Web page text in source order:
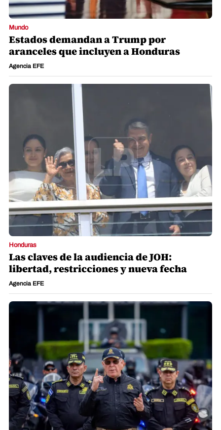
Mundo
Estados demandan a Trump por
aranceles que incluyen a Honduras
Agencia EFE
Honduras
Las claves de la audiencia de JOH:
libertad, restricciones y nueva fecha
Agencia EFE